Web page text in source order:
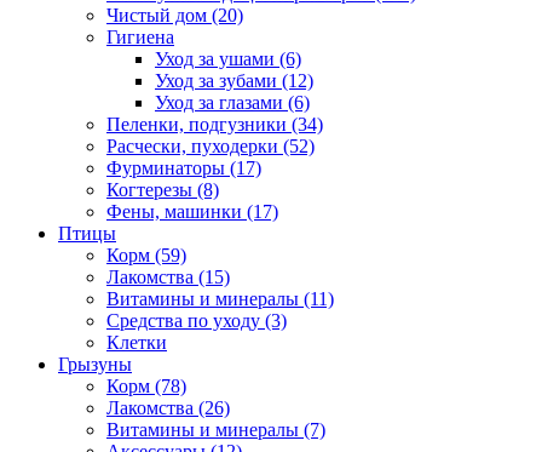
Чистый дом (20)
Гигиена
Уход за ушами (6)
Уход за зубами (12)
Уход за глазами (6)
Пеленки, подгузники (34)
Расчески, пуходерки (52)
Фурминаторы (17)
Когтерезы (8)
Фены, машинки (17)
Птицы
Корм (59)
Лакомства (15)
Витамины и минералы (11)
Средства по уходу (3)
Клетки
Грызуны
Корм (78)
Лакомства (26)
Витамины и минералы (7)